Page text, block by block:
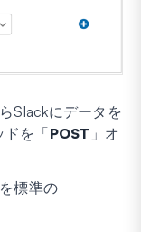
Slackにデータを
ドを「POST 」オ
標準の